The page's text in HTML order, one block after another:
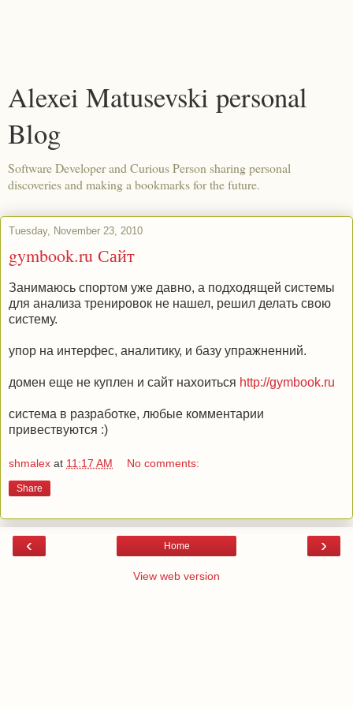
Alexei Matusevski personal
Blog
Software Developer and Curious Person sharing personal
discoveries and making a bookmarks for the future.
Tuesday, November 23, 2010
gymbook.ru Сайт
Занимаюсь спортом уже давно, а подходящей системы
для анализа тренировок не нашел, решил делать свою
систему.
упор на интерфес, аналитику, и базу упражненний.
домен еще не куплен и сайт нахоиться http://gymbook.ru
система в разработке, любые комментарии
привествуются :)
shmalex at 11:17 AM No comments:
Share
‹ ›
Home
View web version